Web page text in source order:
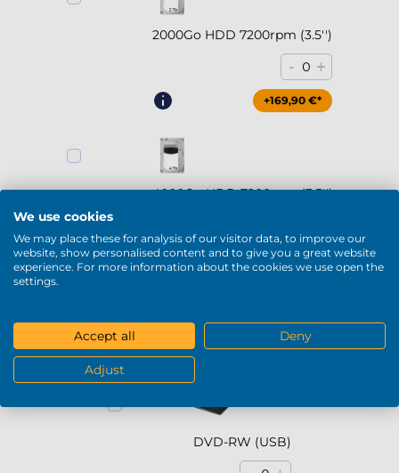
2000Go HDD 7200rpm (3.5'')
- 0 +
+169,90 €*
4000Go HDD 7200rpm (3.5'')
+229,90 €*
DVD / Blu-Ray
DVD-RW (USB)
We use cookies
We may place these for analysis of our visitor data, to improve our
website, show personalised content and to give you a great website
experience. For more information about the cookies we use open the
settings.
Accept all Deny
Adjust